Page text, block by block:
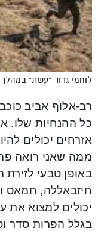
לוחמי גדוד “עשת”
רב-אלוף אביב
כל ההנחיות שלו.
אזרחים יכולים
ממה שאני רואה
באופן טבעי
חיזבאללה, חמאס
יכולים למצוא את
בגלל הפרות סדר